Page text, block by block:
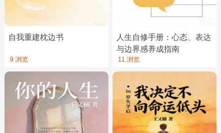
自我重建枕边书
9 浏览
人生自修手册：心态、表达
与边界感养成指南
11 浏览